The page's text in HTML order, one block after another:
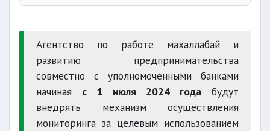
Агентство по работе махаллабай и
развитию предпринимательства
совместно с уполномоченными банками
начиная с 1 июля 2024 годабудут
внедрять механизм осуществления
мониторинга за целевым использованием